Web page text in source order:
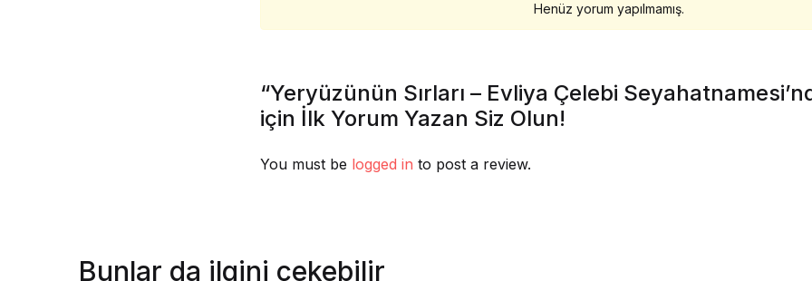
Henüz yorum yapılmamış.
“Yeryüzünün Sırları – Evliya Çelebi
için İlk Yorum Yazan Siz Olun!
You must be logged in to post a review.
Bunlar da ilgini çekebilir